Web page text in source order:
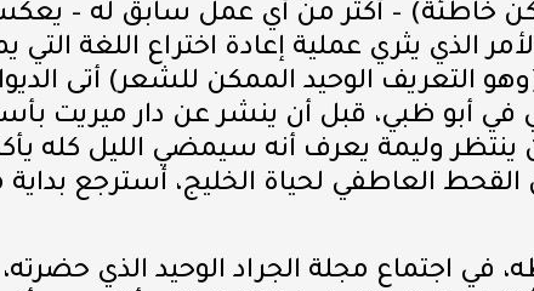
خاطئة) – أكثر من أي عمل سابق له –
يثري عملية إعادة اختراع اللغة التي
التعريف الوحيد الممكن للشعر) أتى
في أبو ظبي، قبل أن ينشر عن دار ميريت
وليمة يعرف أنه سيمضي الليل كله
العاطفي لحياة الخليج، أسترجع
في اجتماع مجلة الجراد الوحيد الذي